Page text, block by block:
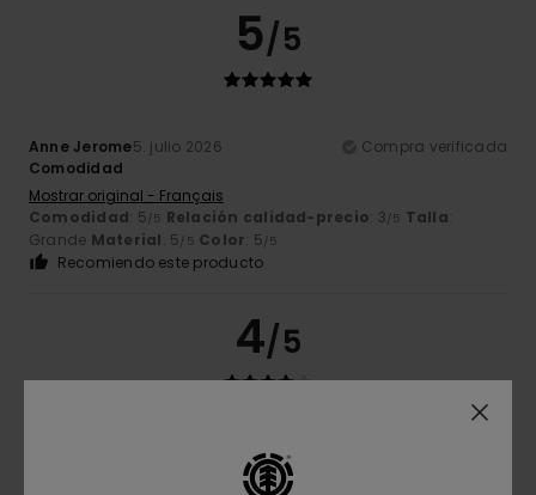
5/5
Anne Jerome5. julio 2026
Compra verificada
Comodidad
Mostrar original - Français
Comodidad: 5/5 Relación calidad-precio: 3/5 Talla:
Grande Material: 5/5 Color: 5/5
Recomiendo este producto
4/5